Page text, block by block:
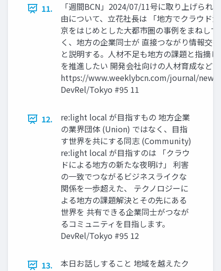
11.
「週間BCN」2024/07/11号に取り上げられ
由について、⽴花社⻑は 「地⽅でクラウド
京をはじめとした⼤都市圏の事例をまねし
く、地⽅の企業同⼠が 直接つながり情報交
と説明する。⼈材不⾜も地⽅の課題と指摘
を推進したい 開発会社向けの⼈材育成など
https://www.weeklybcn.com/journal/
DevRel/Tokyo #95 11
12.
re:light local が⽬指すもの 地⽅企業
の業界団体 (Union) ではなく、⽬指
す世界を共にする同志 (Community)
re:light local が⽬指すのは 「クラウ
ドによる地⽅の新たな夜明け」 利害
の⼀致でつながるビジネスライクな
関係を⼀歩超えた、 テクノロジーに
よる地⽅の課題解決とその先にある
世界を 共有できる企業同⼠がつなが
るコミュニティを⽬指します。
DevRel/Tokyo #95 12
13.
本⽇お話しすること 地域を越えたク